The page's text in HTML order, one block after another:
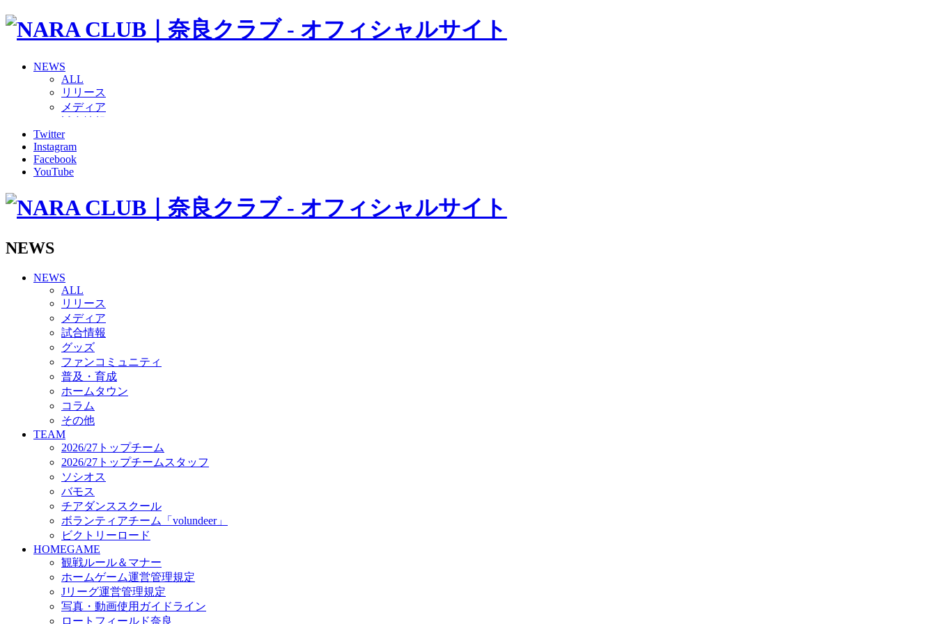
NEWS
ALL
リリース
メディア
グッズ
ファンコミュニティ
普及・育成
ホームタウン
その他
バモス
チアダンススクール
ボランティアチーム「volundeer」
ビクトリーロード
HOMEGAME
観戦ルール＆マナー
ホームゲーム運営管理規定
Jリーグ運営管理規定
写真・動画使用ガイドライン
ロートフィールド奈良
SCHEDULE
2026/27
練習見学時のファンサービスについて
TICKET
奈良クラブ明治安田J3リーグ2026/27シーズン試合観戦チケット
奈良クラブ明治安田Ｊ3リーグ 2026/27シーズン「鹿パス」
観戦ルール＆マナー
FANCOMMUNITY
2026/27ファンコミュニティ
サポートショップ
GOODS
オフィシャルストア（実店舗）
オンラインストア
ACADEMY
アカデミーについて
Twitter
Instagram
Facebook
YouTube
NEWS
NEWS
ALL
リリース
メディア
試合情報
グッズ
ファンコミュニティ
普及・育成
ホームタウン
コラム
その他
TEAM
2026/27トップチーム
2026/27トップチームスタッフ
ソシオス
バモス
チアダンススクール
ボランティアチーム「volundeer」
ビクトリーロード
HOMEGAME
観戦ルール＆マナー
ホームゲーム運営管理規定
Jリーグ運営管理規定
写真・動画使用ガイドライン
ロートフィールド奈良